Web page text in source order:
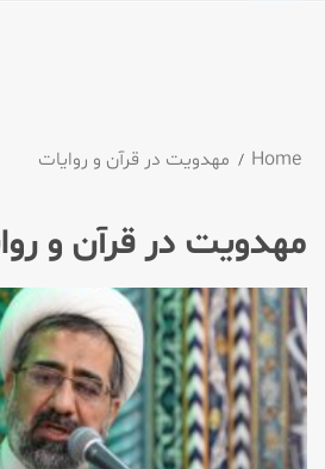
Home مهدویت در قرآن و روایات
مهدویت در قرآن و